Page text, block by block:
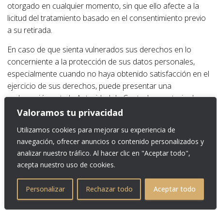
Valoramos tu privacidad
Utilizamos cookies para mejorar su experiencia de
navegación, ofrecer anuncios o contenido personalizados y
analizar nuestro tráfico. Al hacer clic en "Aceptar todo",
acepta nuestro uso de cookies.
Personalizar Rechazar todo Aceptar todo
otorgado en cualquier momento, sin que ello afecte a la
licitud del tratamiento basado en el consentimiento previo
a su retirada.
En caso de que sienta vulnerados sus derechos en lo
concerniente a la protección de sus datos personales,
especialmente cuando no haya obtenido satisfacción en el
ejercicio de sus derechos, puede presentar una
reclamación ante la Autoridad de Control en materia de
Protección de Datos competente a través de su sitio web:
¿Cómo hemos obtenido sus datos?
Los datos personales que tratamos en CARNICAS
GOMBAO, S.L. proceden de: El propio interesado.
Tratamiento de los datos de prevención del riesgo de